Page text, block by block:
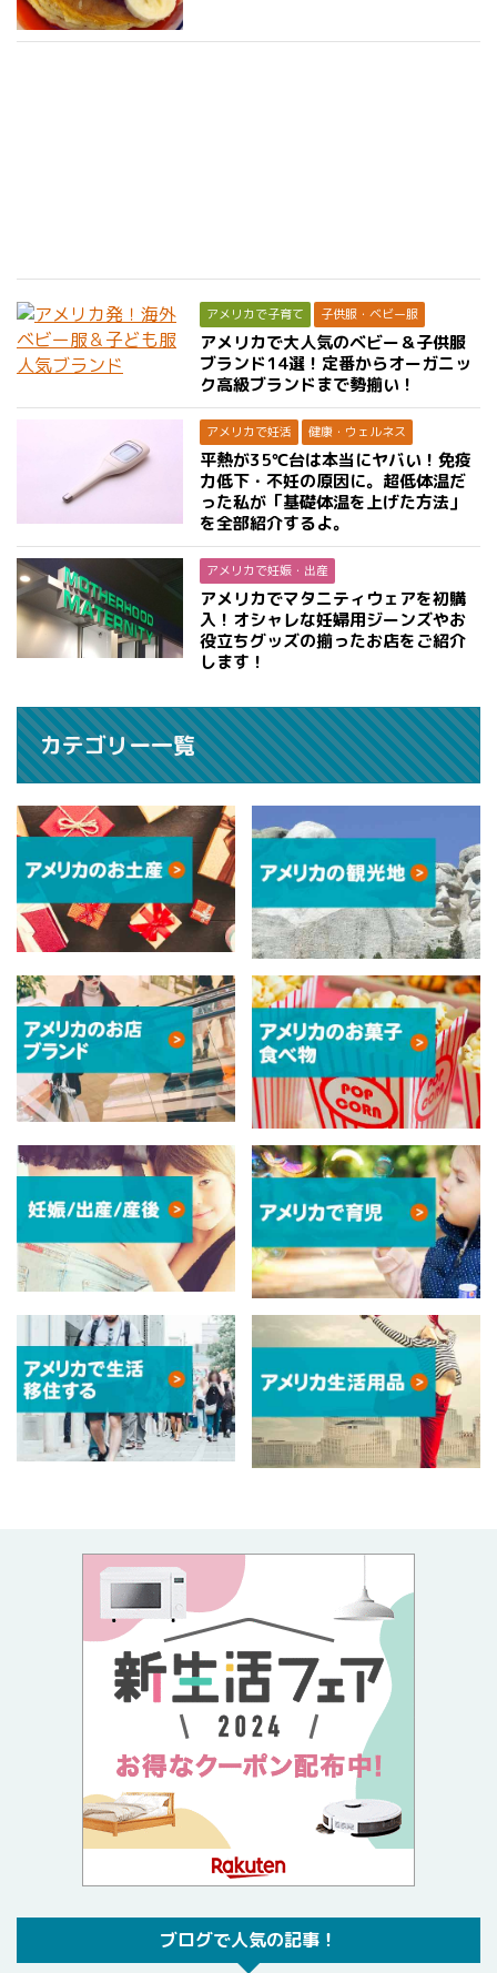
アメリカで子育て 子供服・ベビー服
アメリカで大人気のベビー＆子供服
ブランド14選！定番からオーガニッ
ク高級ブランドまで勢揃い！
アメリカで妊活 健康・ウェルネス
平熱が35℃台は本当にヤバい！免疫
力低下・不妊の原因に。超低体温だ
った私が「基礎体温を上げた方法」
を全部紹介するよ。
アメリカで妊娠・出産
アメリカでマタニティウェアを初購
入！オシャレな妊婦用ジーンズやお
役立ちグッズの揃ったお店をご紹介
します！
カテゴリー一覧
ブログで人気の記事！